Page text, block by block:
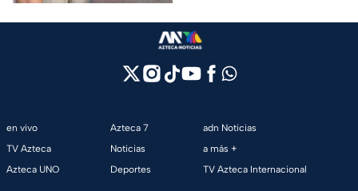
en vivo
TV Azteca
Azteca UNO
Azteca 7
Noticias
Deportes
adn Noticias
a más +
TV Azteca Internacional